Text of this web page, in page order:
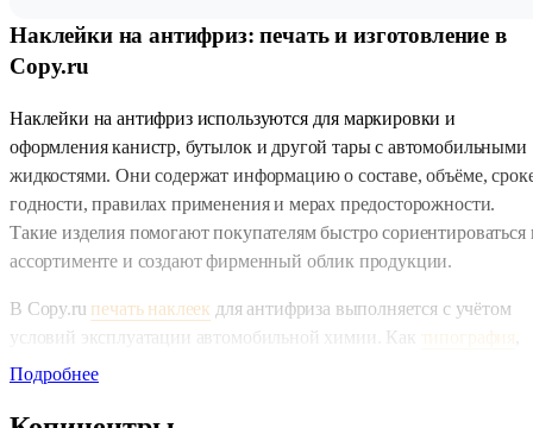
Наклейки на антифриз: печать и изготовление в
Copy.ru
Наклейки на антифриз используются для маркировки и
оформления канистр, бутылок и другой тары с автомобильными
жидкостями. Они содержат информацию о составе, объёме,
годности, правилах применения и мерах предосторожности.
Такие изделия помогают покупателям быстро сориентироваться
ассортименте и создают фирменный облик продукции.
В Copy.ru печать наклеек для антифриза выполняется с учётом
условий эксплуатации автомобильной химии. Как
типография
работающая с техническими продуктами, мы применяем
влажности и механическим воздействиям. Это позволяет
Подробнее